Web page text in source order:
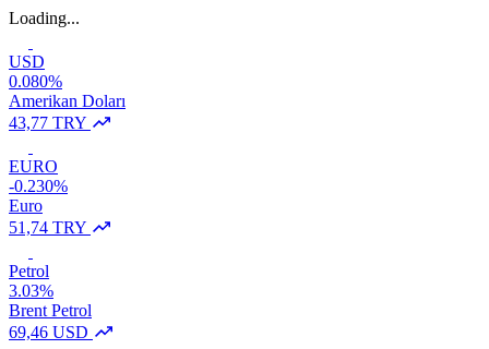
Loading...
USD
0.080%
Amerikan Doları
43,77 TRY
EURO
-0.230%
Euro
51,74 TRY
Petrol
3.03%
Brent Petrol
69,46 USD